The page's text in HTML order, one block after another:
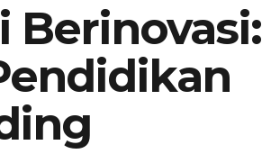
Berinovasi: